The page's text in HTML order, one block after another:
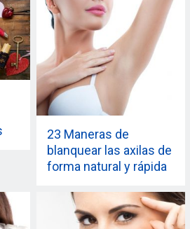
23 Maneras de
blanquear las axilas de
forma natural y rápida